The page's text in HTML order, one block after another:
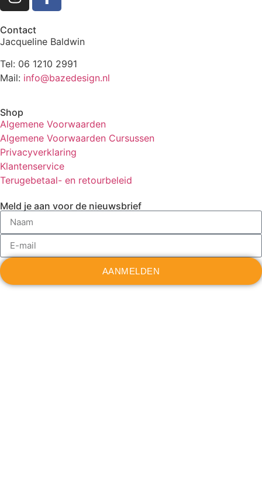
Contact
Jacqueline Baldwin
Tel: 06 1210 2991
Mail: info@bazedesign.nl
Shop
Algemene Voorwaarden
Algemene Voorwaarden Cursussen
Privacyverklaring
Klantenservice
Terugebetaal- en retourbeleid
Meld je aan voor de nieuwsbrief
AANMELDEN